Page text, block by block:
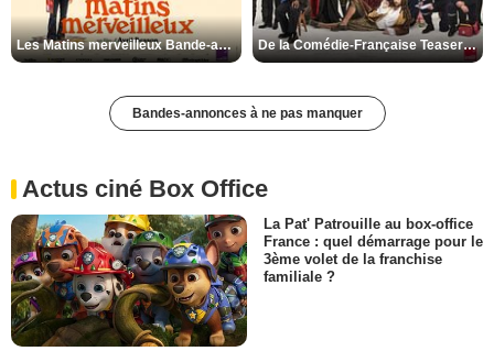
Les Matins merveilleux Bande-annonce VF De la Comédie-Française Teaser VF
Bandes-annonces à ne pas manquer
Actus ciné Box Office
La Pat' Patrouille au box-office
France : quel démarrage pour le
3ème volet de la franchise
familiale ?